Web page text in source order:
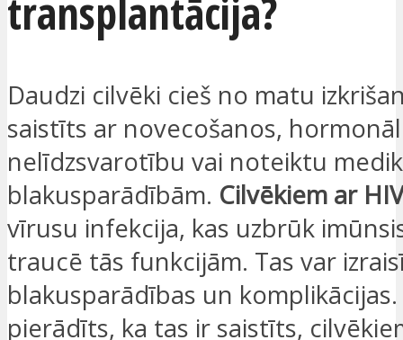
transplantācija?
Daudzi cilvēki cieš no matu
saistīts ar novecošanos,
nelīdzsvarotību vai noteiktu
blakusparādībām. Cilvēkiem ar HIV
vīrusu infekcija, kas uzbrūk
traucē tās funkcijām. Tas var
blakusparādības un
pierādīts, ka tas ir saistīts,